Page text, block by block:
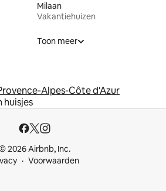
Milaan
Vakantiehuizen
Toon meer
Alpes-Côte d'Azur
huisjes
2026 Airbnb, Inc.
Voorwaarden